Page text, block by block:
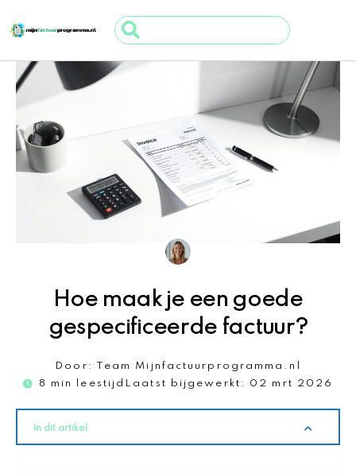
naar
de
inhoud
Search
...
Hoe maak je een goede
gespecificeerde factuur?
Door:
Team Mijnfactuurprogramma.nl
8 min leestijd Laatst bijgewerkt: 02 mrt 2026
In dit artikel